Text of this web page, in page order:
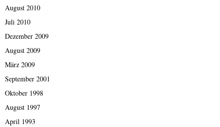
August 2010
Juli 2010
Dezember 2009
August 2009
März 2009
September 2001
Oktober 1998
August 1997
April 1993